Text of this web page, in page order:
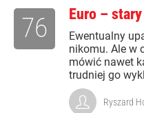
Euro –
Ewentualny
nikomu. Ale w
mówić nawet
trudniej go
76
Ryszard